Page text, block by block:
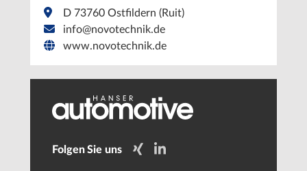
D 73760 Ostfildern (Ruit)
info@novotechnik.de
www.novotechnik.de
Folgen Sie uns